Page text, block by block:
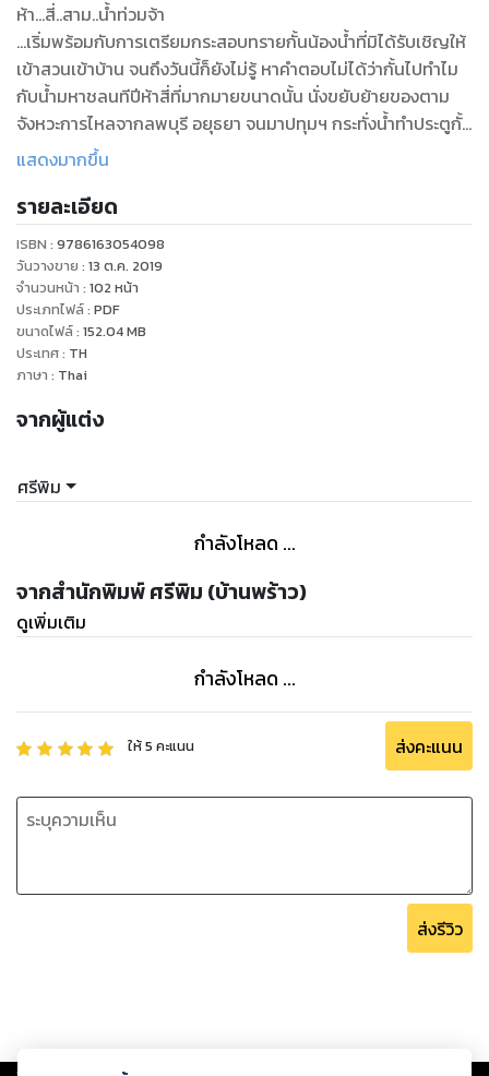
ห้า...สี่..สาม..น้ำท่วมจ้า
...เริ่มพร้อมกับการเตรียมกระสอบทรายกั้นน้องน้ำที่มิได้รับเชิญให้
เข้าสวนเข้าบ้าน จนถึงวันนี้ก็ยังไม่รู้ หาคำตอบไม่ได้ว่ากั้นไปทำไม
กับน้ำมหาชลนทีปีห้าสี่ที่มากมายขนาดนั้น นั่งขยับย้ายของตาม
จังหวะการไหลจากลพบุรี อยุธยา จนมาปทุมฯ กระทั่งน้ำทำประตูกั้น
ที่บ้านพร้าวแตก และมาเยือนถึงประตูบ้านจึงให้น้ำเฝ้าบ้านแทนและ
หลายมุม จากเหตุการณ์ก่อน ระหว่าง และหลังการมาของน้ำเหนือ
จริง และประมวลจากน้ำลายหลาย ๆ บ่อ พร้อมทั้งจากการแบ่งปัน
และได้รับน้ำใจ จากเหตุการณ์น้ำท่วมใหญ่นี้มาประกอบ จึงกลายมา
เป็นหนังสือบันทึกเรื่องราวของน้ำที่ท่วมอันไหลมามากมาย อยู่ใน
เล่มนี้ เป็นบันทึกน้ำท่วมใหญ่ปี พ.ศ. 2554 ของพื้นที่ที่ไม่ใหญ่นัก
เมื่อเทียบกับเกือบยี่สิบจังหวัดที่จมน้ำกับความสัมพันธ์ของสามน้ำ
ข้างต้น ตั้งใจเพื่อแบ่งปันความเข้าใจและช่วยกันนำไปสู่ความ
ต้องไหลแรงและสูงกว่าน้ำเหนือ หรือควรต้องท่วมท้นน้ำลายเหล่า
สามน้ำ” แด่เพื่อนบ้านทุกย่านน้ำสยาม
...บูรณะใจก่อนซ่อมถนน สร้างสัมพันธ์คนก่อนเสริมตัวบ้าน เชื่อม
เหย้า...เจ้าข้าเอย...
(Keywords: วรรณกรรม เรื่องเล่า เคล้า โคลง กลอน และน้องยิ้ม
ปริ่มน้ำ)
แสดงมากขึ้น
รายละเอียด
ISBN : 9786163054098
วันวางขาย : 13 ต.ค. 2019
จำนวนหน้า : 102 หน้า
ประเภทไฟล์: PDF
ขนาดไฟล์: 152.04MB
ประเทศ: TH
ภาษา : Thai
จากผู้แต่ง
ศรีพิม
กำลังโหลด ...
จากสำนักพิมพ์ ศรีพิม (บ้านพร้าว)
ดูเพิ่มเติม
กำลังโหลด ...
ให้5 คะแนน ส่งคะแนน
ส่งรีวิว